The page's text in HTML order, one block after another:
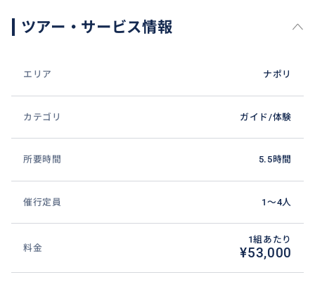
郊外にも私たちと変わらない日々の暮らしがありまし
ボスコレアーレには、生々しい「日常の愛おしさ」が
の場所へ
「あゝ昔の人もこんな道具を使っていたのか」「こん
なに美しい馬車に乗っていたのか」と、思わずほくそ
難易度： ★☆☆☆☆（ゆったりとしたペース）
ポンペイ遺跡には既に行ったことがある方
ツアー・サービス情報
エリア ナポリ
カテゴリ ガイド/体験
所要時間 5.5時間
催行定員 1〜4人
料金
1組あたり
¥53,000